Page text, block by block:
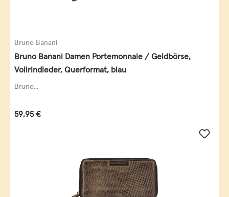
Bruno Banani
Bruno Banani Damen Portemonnaie / Geldbörse,
Vollrindleder, Querformat, blau
Bruno...
Regulärer Preis:
59,95 €